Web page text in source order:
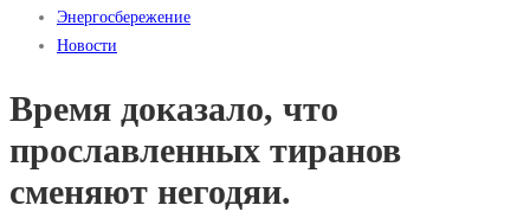
Энергосбережение
Новости
Время доказало, что
прославленных тиранов
сменяют негодяи.